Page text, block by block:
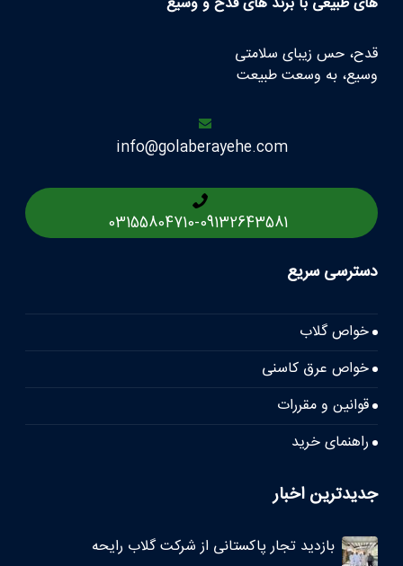
قدح، حس زیبای سلامتی
وسیع، به وسعت طبیعت
info@golaberayehe.com
03155804710-09132643581
دسترسی سریع
خواص گلاب
خواص عرق کاسنی
قوانین و مقررات
راهنمای خرید
جدیدترین اخبار
بازدید تجار پاکستانی از شرکت گلاب رایحه